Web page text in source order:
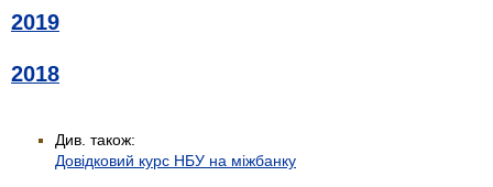
2019
2018
Див. також:
Довідковий курс НБУ на міжбанку